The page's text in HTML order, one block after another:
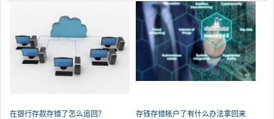
在银行存款存错了怎么追回？
存钱存错帐户了有什么办法拿回来